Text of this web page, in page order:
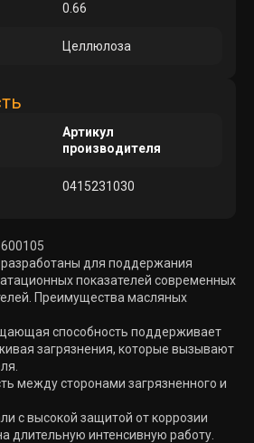
0.66
Целлюлоза
Артикул
производителя
0415231030
для поддержания
показателей современных
Преимущества масляных
способность поддерживает
загрязнения, которые вызывают
между сторонами загрязненного и
с высокой защитой от коррозии
длительную интенсивную работу.